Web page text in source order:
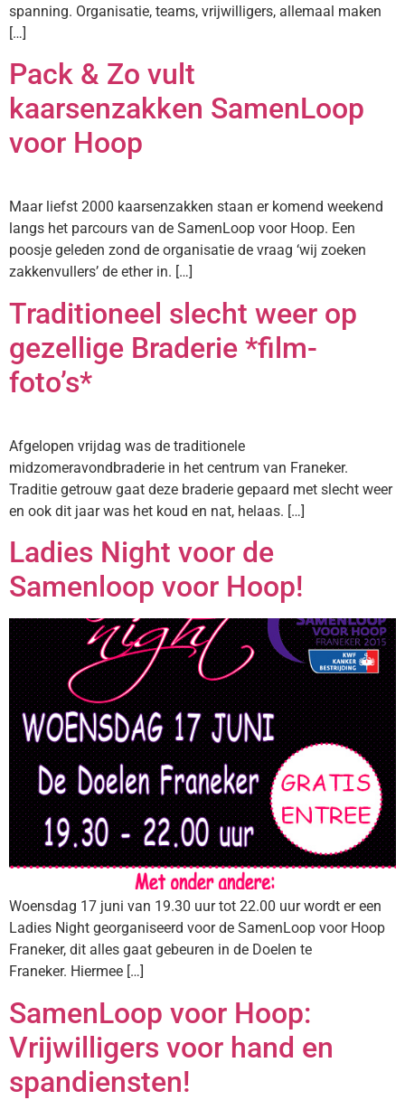
spanning. Organisatie, teams, vrijwilligers, allemaal maken
[…]
Pack & Zo vult
kaarsenzakken SamenLoop
voor Hoop
Maar liefst 2000 kaarsenzakken staan er komend weekend
langs het parcours van de SamenLoop voor Hoop. Een
poosje geleden zond de organisatie de vraag ‘wij zoeken
zakkenvullers’ de ether in. […]
Traditioneel slecht weer op
gezellige Braderie *film-
foto’s*
Afgelopen vrijdag was de traditionele
midzomeravondbraderie in het centrum van Franeker.
Traditie getrouw gaat deze braderie gepaard met slecht weer
en ook dit jaar was het koud en nat, helaas. […]
Ladies Night voor de
Samenloop voor Hoop!
Woensdag 17 juni van 19.30 uur tot 22.00 uur wordt er een
Ladies Night georganiseerd voor de SamenLoop voor Hoop
Franeker, dit alles gaat gebeuren in de Doelen te
Franeker. Hiermee […]
SamenLoop voor Hoop:
Vrijwilligers voor hand en
spandiensten!